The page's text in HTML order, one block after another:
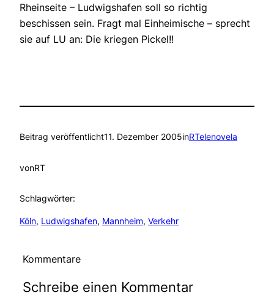
Rheinseite – Ludwigshafen soll so richtig
beschissen sein. Fragt mal Einheimische – sprecht
sie auf LU an: Die kriegen Pickel!!
Beitrag veröffentlicht11. Dezember 2005inRTelenovela
vonRT
Schlagwörter:
Köln, Ludwigshafen, Mannheim, Verkehr
Kommentare
Schreibe einen Kommentar